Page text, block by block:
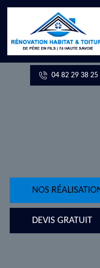
04 82 29 38 25
NOS
DEVIS GRATUIT